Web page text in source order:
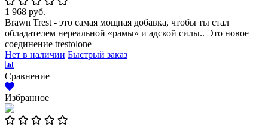
1 968 руб.
Brawn Trest - это самая мощная добавка, чтобы ты стал
обладателем нереальной «рамы» и адской силы.. Это новое
соединение trestolone
Нет в наличии Быстрый заказ
Сравнение
Избранное